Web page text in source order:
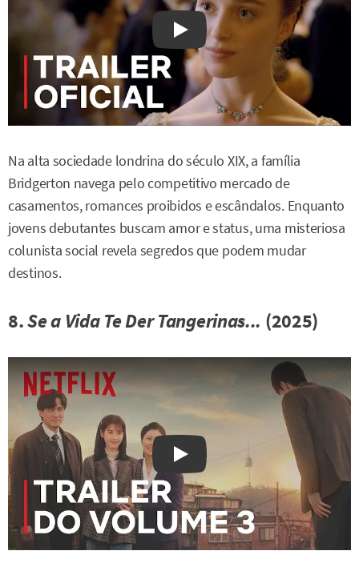
Watch on YouTube
Na alta sociedade londrina do século XIX, a família
Bridgerton navega pelo competitivo mercado de
casamentos, romances proibidos e escândalos. Enquanto
jovens debutantes buscam amor e status, uma misteriosa
colunista social revela segredos que podem mudar
destinos.
8.Se a Vida Te Der Tangerinas... (2025)
Watch on YouTube